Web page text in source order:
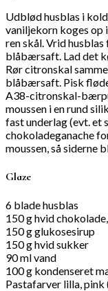
Udblød husblas i
vaniljekorn koges op
ren skål. Vrid
blåbærsaft. Lad det
Rør citronskal
blåbærsaft. Pisk
A38-citronskal-
moussen i en rund
fast underlag (evt.
chokoladeganache
moussen, så siderne
Glaze
6 blade husblas
150 g hvid
150 g glukosesirup
150 g hvid sukker
90 ml vand
100 g kondenseret
Pastafarver lilla, pink